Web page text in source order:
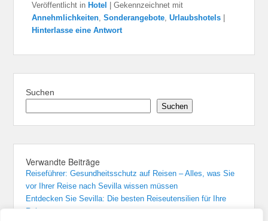
Veröffentlicht in Hotel |Gekennzeichnet mit
Annehmlichkeiten,Sonderangebote,Urlaubshotels
Hinterlasse eine Antwort
Suchen
Suchen
Verwandte Beiträge
Reiseführer: Gesundheitsschutz auf Reisen – Alles, was Sie
vor Ihrer Reise nach Sevilla wissen müssen
Entdecken Sie Sevilla: Die besten Reiseutensilien für Ihre
Reise